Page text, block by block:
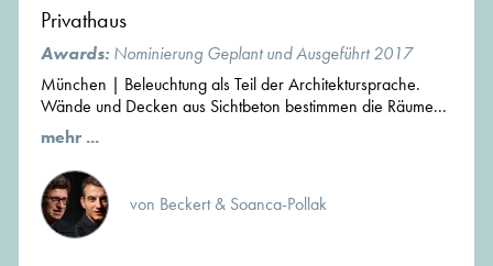
Privathaus
Awards: Nominierung Geplant und Ausgeführt 2017
München | Beleuchtung als Teil der Architektursprache.
Wände und Decken aus Sichtbeton bestimmen die Räume...
mehr ...
von Beckert & Soanca-Pollak